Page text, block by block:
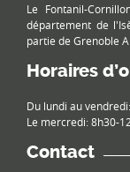
Le Fontanil-
département de
partie de Grenoble
Horaires
Du lundi au
Le mercredi: 8h30-
Contact